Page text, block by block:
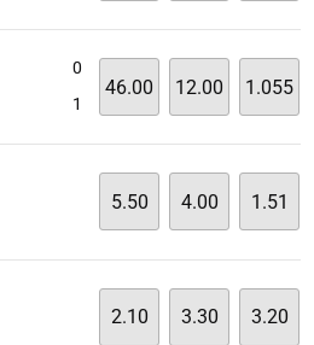
0
1
46.00 12.00 1.055
5.50 4.00 1.51
2.10 3.30 3.20